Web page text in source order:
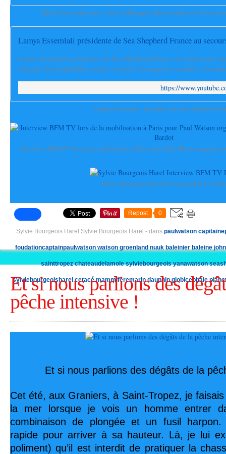
Marcelline l'aubergine et Sylvie Bourgeois Harel souhaitent un bon
Lamya Essemlali présidente de Sea Shepherd France au
Lamya Essemlali, présidente de Sea Shepherd France au secours des
d'agonie des profondeurs, noyés, éventrés, la nageoire caudale
https://
Lamya Essemlali - présidente de Sea Shepherd
Interview BFM TV lors de la mobilisation à Paris pour Paul Watson
Sylvie Bourgeois Harel Interview BFM TV
Repost 0
Sylvie Bourgeois Harel Sylvie Bourgeois Harel - dans paulwatson
foudationcaptainpaulwatson watson groenland nuuk baleinier baleine
sainttropez chateaudelamole sylviebourgeois yanawatson
sylviebourgeoisharel cetacé mammiferemarin dauphin globicephale
Et si nous parlions des
pêche intensive !
Et si nous parlions des dégâts de la
Cet été, aux Graniers, à Saint-Tropez, je
la mer lorsque je vois un homme entrer
combinaison de plongée et un fusil harpon.
rapide pour arriver à sa hauteur. Là, je lui
poliment) qu’il est interdit de pratiquer la